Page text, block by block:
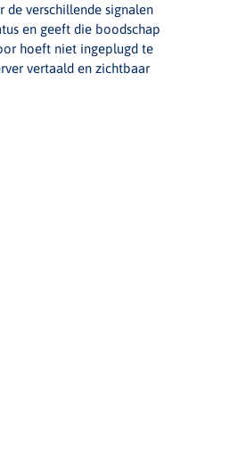
de verschillende signalen
en geeft die boodschap
hoeft niet ingeplugd te
vertaald en zichtbaar